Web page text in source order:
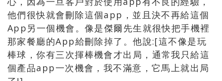
他們很快就會刪除這個app，並且決不再給這個
App另一個機會。像是傑爾先生就很快把手機裡
那家餐廳的App給刪除掉了。他說:[這不像是玩
棒球，你有三次揮棒機會才出局，通常我只給這
個產品app一次機會，我不滿意，它馬上就出局